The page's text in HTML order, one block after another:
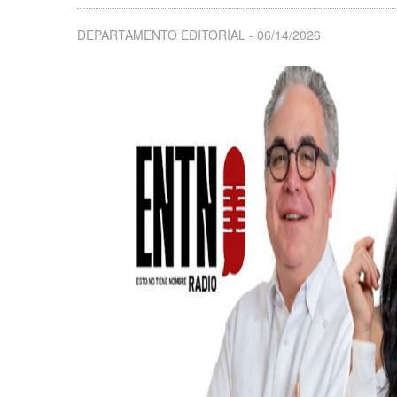
DEPARTAMENTO EDITORIAL 06/14/2026